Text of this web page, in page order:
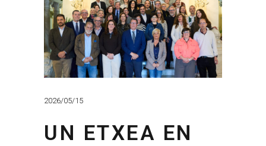
2026/05/15
UN ETXEA EN